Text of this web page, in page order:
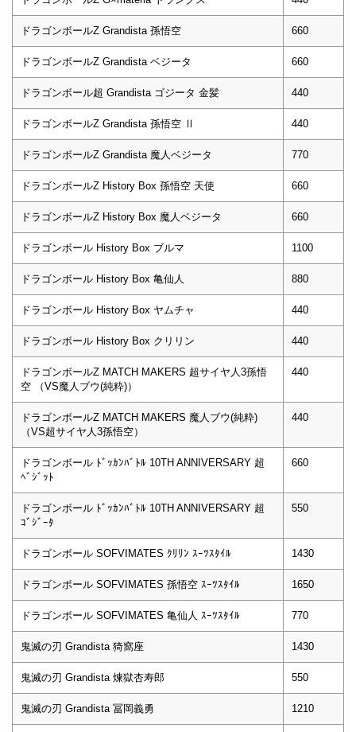
ドラゴンボールZ Grandista 孫悟空 660
ドラゴンボールZ Grandista ベジータ 660
ドラゴンボール超 Grandista ゴジータ 金髪 440
ドラゴンボールZ Grandista 孫悟空 Ⅱ 440
ドラゴンボールZ Grandista 魔人ベジータ 770
ドラゴンボールZ History Box 孫悟空 天使 660
ドラゴンボールZ History Box 魔人ベジータ 660
ドラゴンボール History Box ブルマ 1100
ドラゴンボール History Box 亀仙人 880
ドラゴンボール History Box ヤムチャ 440
ドラゴンボール History Box クリリン 440
ドラゴンボールZ MATCH MAKERS 超サイヤ人3孫悟
空 （VS魔人ブウ(純粋)）
440
ドラゴンボールZ MATCH MAKERS 魔人ブウ(純粋)
（VS超サイヤ人3孫悟空）
440
ドラゴンボール ﾄﾞｯｶﾝﾊﾞﾄﾙ 10TH ANNIVERSARY 超
ﾍﾞｼﾞｯﾄ
660
ドラゴンボール ﾄﾞｯｶﾝﾊﾞﾄﾙ 10TH ANNIVERSARY 超
ｺﾞｼﾞｰﾀ
550
ドラゴンボール SOFVIMATES ｸﾘﾘﾝ ｽｰﾂｽﾀｲﾙ 1430
ドラゴンボール SOFVIMATES 孫悟空 ｽｰﾂｽﾀｲﾙ 1650
ドラゴンボール SOFVIMATES 亀仙人 ｽｰﾂｽﾀｲﾙ 770
鬼滅の刃 Grandista 猗窩座 1430
鬼滅の刃 Grandista 煉獄杏寿郎 550
鬼滅の刃 Grandista 冨岡義勇 1210